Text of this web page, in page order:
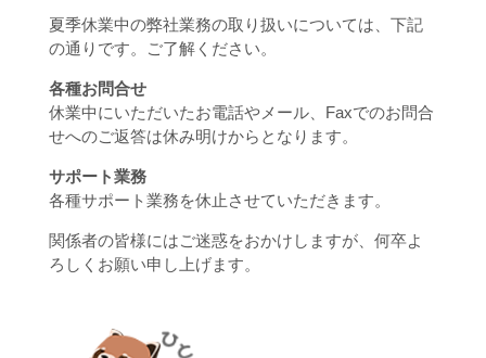
夏季休業中の弊社業務の取り扱いについては、下記
の通りです。ご了解ください。
各種お問合せ
休業中にいただいたお電話やメール、Faxでのお問合
せへのご返答は休み明けからとなります。
サポート業務
各種サポート業務を休止させていただきます。
関係者の皆様にはご迷惑をおかけしますが、何卒よ
ろしくお願い申し上げます。